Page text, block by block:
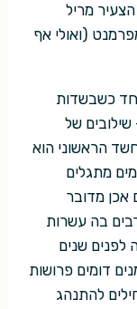
מריל
(ואולי אף
כשבשדות
של
הראשוני הוא
מתגלים
אכן מדובר
בה עשרות
שנים
דומים פרושות
להתנהג